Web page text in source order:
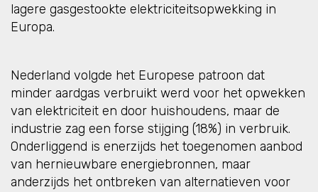
lagere gasgestookte elektriciteitsopwekking in
Europa.
Nederland volgde het Europese patroon dat
minder aardgas verbruikt werd voor het opwekken
van elektriciteit en door huishoudens, maar de
industrie zag een forse stijging (18%) in verbruik.
Onderliggend is enerzijds het toegenomen aanbod
van hernieuwbare energiebronnen, maar
anderzijds het ontbreken van alternatieven voor